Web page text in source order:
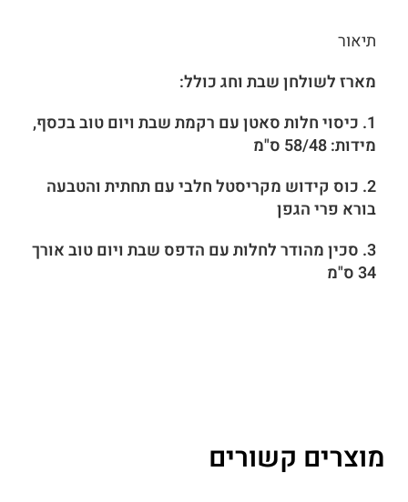
תיאור
מארז לשולחן שבת וחג כולל:
1. כיסוי חלות סאטן עם רקמת שבת ויום טוב בכסף,
מידות: 58/48 ס"מ
2. כוס קידוש מקריסטל חלבי עם תחתית והטבעה
בורא פרי הגפן
3. סכין מהודר לחלות עם הדפס שבת ויום טוב אורך
34 ס"מ
מוצרים קשורים